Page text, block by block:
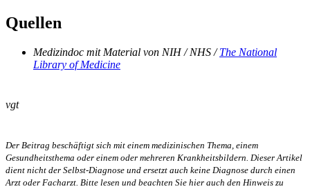
Quellen
Medizindoc mit Material von NIH / NHS /The National
Library of Medicine
vgt
Der Beitrag beschäftigt sich mit einem medizinischen Thema, einem
Gesundheitsthema oder einem oder mehreren Krankheitsbildern. Dieser Artikel
dient nicht der Selbst-Diagnose und ersetzt auch keine Diagnose durch einen
Arzt oder Facharzt. Bitte lesen und beachten Sie hier auch den Hinweis zu